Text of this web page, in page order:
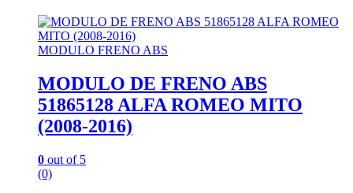
MODULO FRENO ABS
MODULO DE FRENO ABS
51865128 ALFA ROMEO MITO
(2008-2016)
0 out of 5
(0)